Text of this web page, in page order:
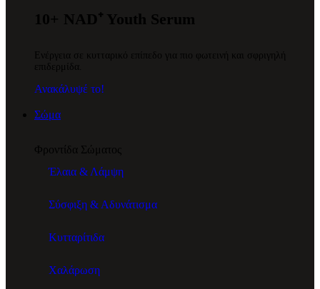
10+ NAD⁺ Youth Serum
Ενέργεια σε κυτταρικό επίπεδο για πιο φωτεινή και σφριγηλή
επιδερμίδα.
Ανακάλυψέ το!
Σώμα
Φροντίδα Σώματος
Έλαια & Λάμψη
Σύσφιξη & Αδυνάτισμα
Κυτταρίτιδα
Χαλάρωση